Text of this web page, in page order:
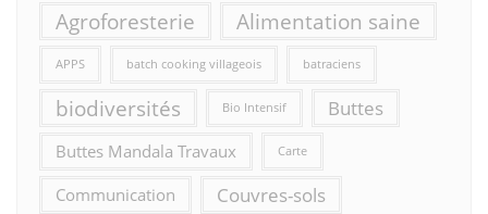
Agroforesterie Alimentation saine
APPS batch cooking villageois batraciens
biodiversités Bio Intensif Buttes
Buttes Mandala Travaux Carte
Communication Couvres-sols